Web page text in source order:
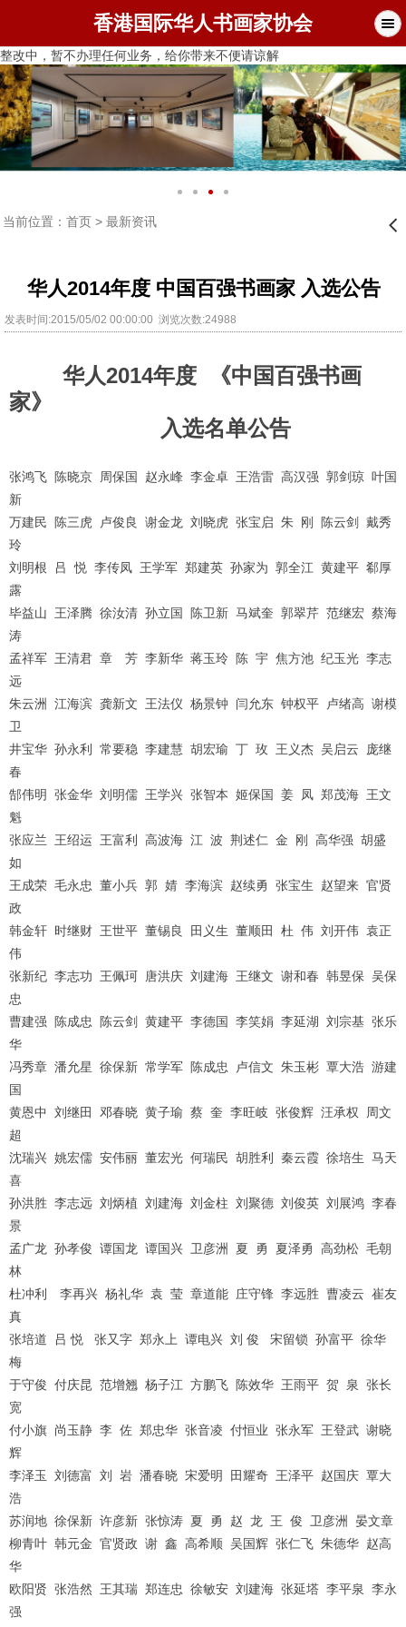
香港国际华人书画家协会
整改中，暂不办理任何业务，给你带来不便请谅解
当前位置： 首页> 最新资讯 󰊒
华人2014年度 中国百强书画家 入选公告
发表时间:2015/05/02 00:00:00 浏览次数:24988
华人2014年度
《中国百强书画
家》
入选名单公告
张鸿飞 陈晓京 周保国 赵永峰 李金卓 王浩雷 高汉强 郭剑琼
叶国
新
万建民
陈三虎 卢俊良 谢金龙 刘晓虎 张宝启 朱 刚 陈云剑
戴秀
玲
刘明根
吕 悦 李传凤 王学军 郑建英 孙家为 郭全江 黄建平 郗厚
露
毕益山
王泽腾 徐汝清 孙立国 陈卫新 马斌奎 郭翠芹 范继宏 蔡海
涛
孟祥军 王清君 章 芳 李新华 蒋玉玲 陈 宇 焦方池 纪玉光 李志
远
朱云洲
江海滨 龚新文 王法仪 杨景钟 闫允东 钟权平 卢绪高 谢模
卫
井宝华 孙永利 常要稳 李建慧 胡宏瑜 丁 玫 王义杰 吴启云
庞继
春
郜伟明
张金华 刘明儒 王学兴 张智本 姬保国 姜 凤 郑茂海 王文
魁
张应兰
王绍运 王富利 高波海 江 波 荆述仁 金 刚 高华强 胡盛
如
王成荣 毛永忠 董小兵 郭 婧 李海滨 赵续勇 张宝生 赵望来 官贤
政
韩金轩
时继财 王世平 董锡良 田义生 董顺田 杜 伟 刘开伟 袁正
伟
张新纪 李志功 王佩珂 唐洪庆 刘建海 王继文 谢和春 韩昱保 吴保
忠
曹建强
陈成忠 陈云剑 黄建平 李德国 李笑娟 李延湖 刘宗基 张乐
华
冯秀章 潘允星 徐保新 常学军 陈成忠 卢信文 朱玉彬 覃大浩 游建
国
黄恩中
刘继田 邓春晓 黄子瑜 蔡 奎 李旺岐 张俊辉 汪承权
周文
超
沈瑞兴 姚宏儒 安伟丽 董宏光 何瑞民 胡胜利 秦云霞 徐培生 马天
喜
孙洪胜 李志远 刘炳植 刘建海 刘金柱 刘聚德 刘俊英 刘展鸿 李春
景
孟广龙 孙孝俊 谭国龙 谭国兴 卫彦洲 夏 勇 夏泽勇 高劲松 毛朝
林
杜冲利 李再兴 杨礼华 袁 莹 章道能 庄守锋 李远胜 曹凌云 崔友
真
张培道
吕 悦 张又字 郑永上 谭电兴 刘 俊 宋留锁 孙富平 徐华
梅
于守俊 付庆昆 范增翘 杨子江 方鹏飞 陈效华 王雨平 贺 泉
张长
宽
付小旗 尚玉静 李 佐 郑忠华 张音凌 付恒业 张永军 王登武 谢晓
辉
李泽玉
刘德富 刘 岩 潘春晓 宋爱明 田耀奇 王泽平 赵国庆 覃大
浩
苏润地 徐保新 许彦新 张惊涛 夏 勇 赵 龙 王 俊 卫彦洲
晏文章
柳青叶 韩元金 官贤政 谢 鑫 高希顺 吴国辉 张仁飞 朱德华 赵高
华
欧阳贤 张浩然 王其瑞 郑连忠 徐敏安 刘建海 张延塔 李平泉
李永
强